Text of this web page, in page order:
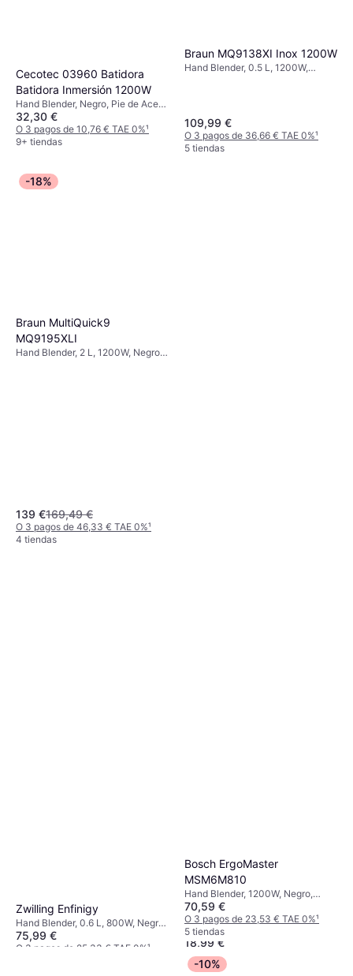
Cecotec 03960 Batidora
Batidora Inmersión 1200W
Hand Blender, Negro, Pie de Acero
Inoxidable, Accesorio Aptos para
Lavavajillas, Pieza Desmontable,
Incl. Batidor
32,30 €
O 3 pagos de 10,76 € TAE 0%¹
9+ tiendas
Braun MQ9138XI Inox 1200W
Hand Blender, 0.5 L, 1200W,
Pie de Acero Inoxidable, Accesorio
Aptos para Lavavajillas, Vaso
medidor, Batidor, Picadora kg, Incl.
109,99 €
O 3 pagos de 36,66 € TAE 0%¹
5 tiendas
-18%
Braun MultiQuick9
MQ9195XLI
Hand Blender, 2 L, 1200W, Negro,
139 €169,49 €
O 3 pagos de 46,33 € TAE 0%¹
4 tiendas
Braun MQ10.000P WH
Minipimer 1
Hand Blender, 0.6 L, Marrón,
Blanco, Azul, Pieza Desmontable,
Control de Velocidad Variable,
Accesorio Aptos para Lavavajillas,
18,99 €
O 3 pagos de 6,33 € TAE 0%
4 tiendas
Zwilling Enfinigy
Hand Blender, 0.6 L, 800W, Negro,
9 Núm. de Velocidades, Control de
Velocidad Variable, Pie de Acero
75,99 €
O 3 pagos de 25,33 € TAE 0%¹
Bosch ErgoMaster
MSM6M810
Hand Blender, 1200W, Negro,
Pieza Desmontable, Velocidad
Ajustable, Pie de Acero Inoxidable,
Vaso medidor kg, Incl. Vaso
medidor
70,59 €
O 3 pagos de 23,53 € TAE 0%¹
5 tiendas
-10%